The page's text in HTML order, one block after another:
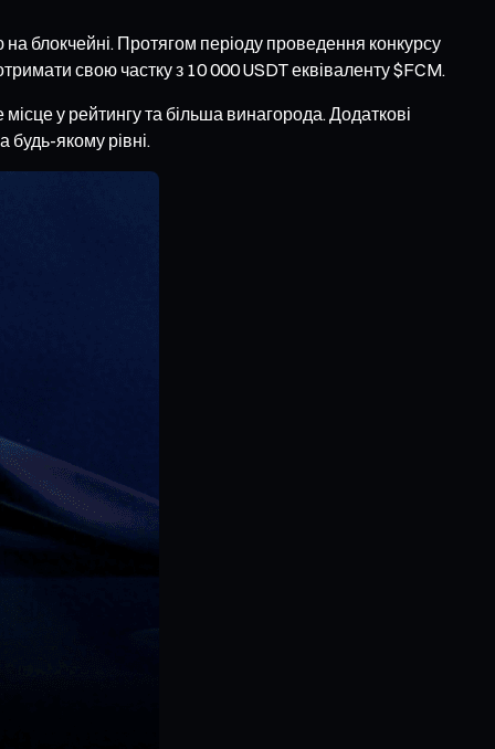
на блокчейні. Протягом періоду проведення конкурсу
свою частку з 10 000 USDT еквіваленту $FCM.
у рейтингу та більша винагорода. Додаткові
будь-якому рівні.